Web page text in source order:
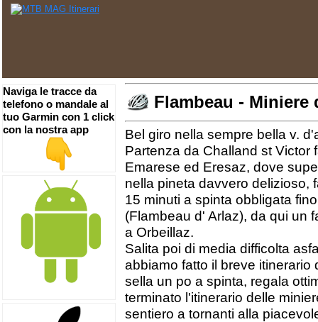
Flambeau -
Bel giro nella sempre bella v.
Partenza da Challand st Victor
Emarese ed Eresaz, dove
nella pineta davvero delizioso,
15 minuti a spinta obbligata
(Flambeau d' Arlaz), da qui un
a Orbeillaz.
Salita poi di media difficolta
abbiamo fatto il breve
sella un po a spinta, regala
terminato l'itinerario delle
sentiero a tornanti alla
Naviga le tracce da
telefono o mandale al
tuo Garmin con 1 click
con la nostra app